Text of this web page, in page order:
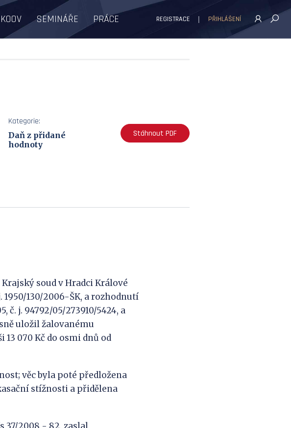
KOOV SEMINÁŘE PRÁCE REGISTRACE PŘIHLÁŠENÍ
Kategorie:
Daň z přidané
hodnoty
Stáhnout PDF
Krajský soud v Hradci Králové
1950/130/2006-ŠK, a rozhodnutí
č. j. 94792/05/273910/5424, a
uložil žalovanému
070 Kč do osmi dnů od
věc byla poté předložena
stížnosti a přidělena